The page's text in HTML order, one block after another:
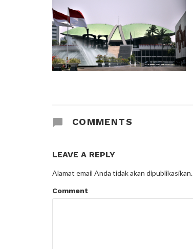
COMMENTS
LEAVE A REPLY
Alamat email Anda tidak akan dipublikasikan.
Comment